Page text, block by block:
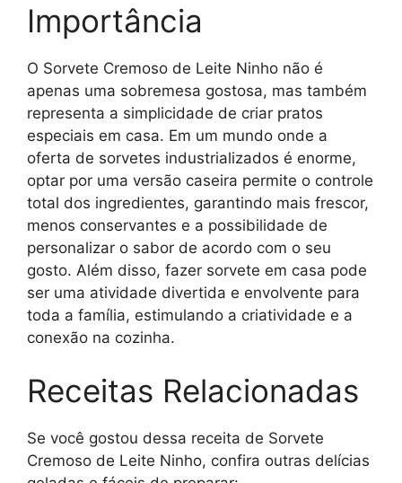
Importância
O Sorvete Cremoso de Leite Ninho não é
apenas uma sobremesa gostosa, mas também
representa a simplicidade de criar pratos
especiais em casa. Em um mundo onde a
oferta de sorvetes industrializados é enorme,
optar por uma versão caseira permite o controle
total dos ingredientes, garantindo mais frescor,
menos conservantes e a possibilidade de
personalizar o sabor de acordo com o seu
gosto. Além disso, fazer sorvete em casa pode
ser uma atividade divertida e envolvente para
toda a família, estimulando a criatividade e a
conexão na cozinha.
Receitas Relacionadas
Se você gostou dessa receita de Sorvete
Cremoso de Leite Ninho, confira outras delícias